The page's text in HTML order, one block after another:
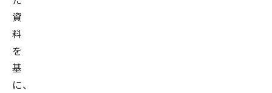
資
料
を
基
に、